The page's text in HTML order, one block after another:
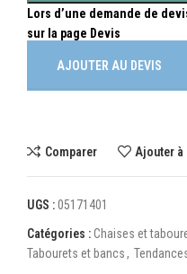
AJOUTER AU DEVIS
Comparer Ajouter à
UGS :05171401
Catégories :Chaises et
Tabourets et bancs,